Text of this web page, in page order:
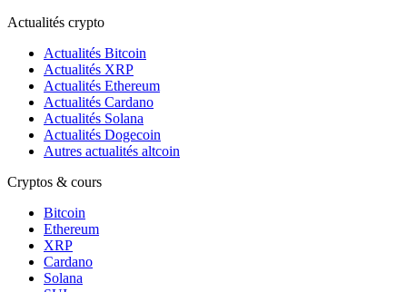
Actualités crypto
Actualités Bitcoin
Actualités XRP
Actualités Ethereum
Actualités Cardano
Actualités Solana
Actualités Dogecoin
Autres actualités altcoin
Cryptos & cours
Bitcoin
Ethereum
XRP
Cardano
Solana